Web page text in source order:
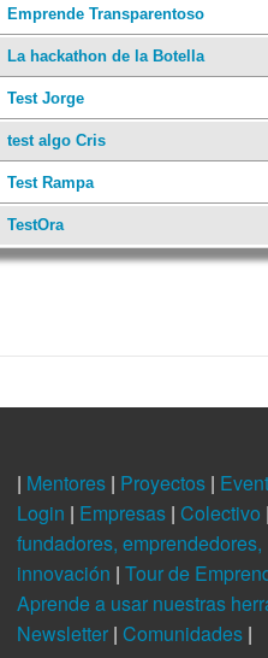
Emprende Transparentoso
La hackathon de la Botella
Test Jorge
test algo Cris
Test Rampa
TestOra
| Mentores | Proyectos |
Login | Empresas | Colectivo
fundadores,
innovación | Tour de
Aprende a usar nuestras
Newsletter | Comunidades |